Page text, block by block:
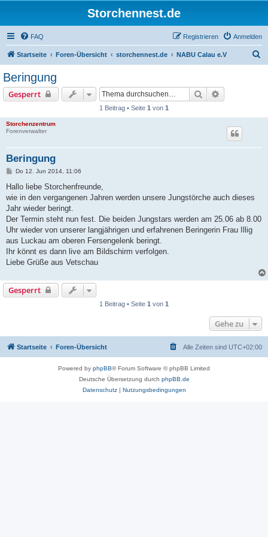
Storchennest.de
FAQ Anmelden
Registrieren
Startseite Foren-Übersicht storchennest.de NABU Calau e.V
Beringung
Gesperrt Suche
1 Beitrag • Seite 1 von 1
Storchenzentrum
Forenverwalter
Beringung
B
i
r
a
Do 12. Jun 2014, 11:06
Hallo liebe Storchenfreunde,
wie in den vergangenen Jahren werden unsere Jungstörche auch dieses
Jahr wieder beringt.
Der Termin steht nun fest. Die beiden Jungstars werden am 25.06 ab 8.00
Uhr wieder von unserer langjährigen und erfahrenen Beringerin Frau Illig
aus Luckau am oberen Fersengelenk beringt.
Ihr könnt es dann live am Bildschirm verfolgen.
Liebe Grüße aus Vetschau
Gesperrt
1 Beitrag • Seite 1 von 1
Gehe zu
Startseite Foren-Übersicht Alle Zeiten sind UTC+02:00
Powered by phpBB® Forum Software © phpBB Limited
Deutsche Übersetzung durch phpBB.de
Datenschutz| Nutzungsbedingungen